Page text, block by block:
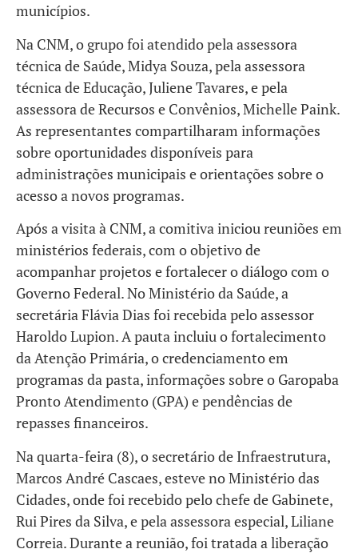
municípios.
Na CNM, o grupo foi atendido pela assessora
técnica de Saúde, Midya Souza, pela assessora
técnica de Educação, Juliene Tavares, e pela
assessora de Recursos e Convênios, Michelle Paink.
As representantes compartilharam informações
sobre oportunidades disponíveis para
administrações municipais e orientações sobre o
acesso a novos programas.
Após a visita à CNM, a comitiva iniciou reuniões em
ministérios federais, com o objetivo de
acompanhar projetos e fortalecer o diálogo com o
Governo Federal. No Ministério da Saúde, a
secretária Flávia Dias foi recebida pelo assessor
Haroldo Lupion. A pauta incluiu o fortalecimento
da Atenção Primária, o credenciamento em
programas da pasta, informações sobre o Garopaba
Pronto Atendimento (GPA) e pendências de
repasses financeiros.
Na quarta-feira (8), o secretário de Infraestrutura,
Marcos André Cascaes, esteve no Ministério das
Cidades, onde foi recebido pelo chefe de Gabinete,
Rui Pires da Silva, e pela assessora especial, Liliane
Correia. Durante a reunião, foi tratada a liberação